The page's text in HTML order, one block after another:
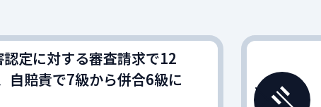
定に対する審査請求で12
自賠責で7級から併合6級に